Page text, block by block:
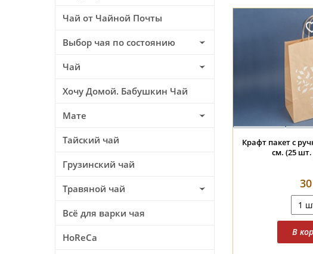
Чай от Чайной Почты
Выбор чая по состоянию
Чай
Хочу Домой. Бабушкин Чай
Мате
Тайский чай
Грузинский чай
Травяной чай
Всё для варки чая
HoReCa
Крафт пакет с
см. (25
30